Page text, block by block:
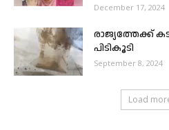
December 17, 2024
രാജ്യത്തേക്ക്
പിടികൂടി
September 8, 2024
Load